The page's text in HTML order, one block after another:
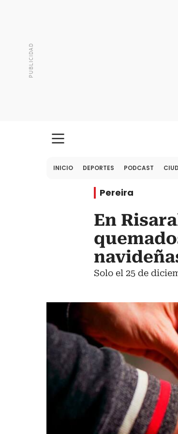
INICIO DEPORTES PODCAST
Pereira
En
Solo el 25 de